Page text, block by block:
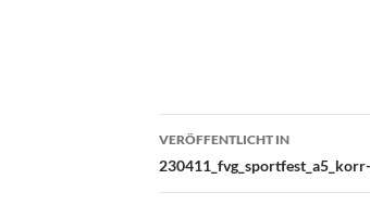
VERÖFFENTLICHT IN